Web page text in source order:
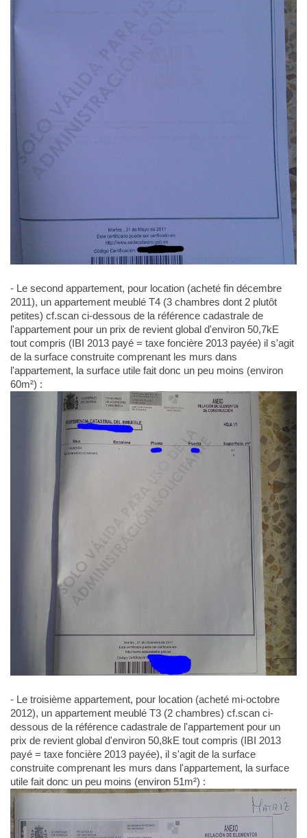
- Le second appartement, pour location (acheté fin décembre
2011), un appartement meublé T4 (3 chambres dont 2 plutôt
petites) cf.scan ci-dessous de la référence cadastrale de
l'appartement pour un prix de revient global d'environ 50,7kE
tout compris (IBI 2013 payé = taxe foncière 2013 payée) il s'agit
de la surface construite comprenant les murs dans
l'appartement, la surface utile fait donc un peu moins (environ
60m²) :
- Le troisième appartement, pour location (acheté mi-octobre
2012), un appartement meublé T3 (2 chambres) cf.scan ci-
dessous de la référence cadastrale de l'appartement pour un
prix de revient global d'environ 50,8kE tout compris (IBI 2013
payé = taxe foncière 2013 payée), il s'agit de la surface
construite comprenant les murs dans l'appartement, la surface
utile fait donc un peu moins (environ 51m²) :